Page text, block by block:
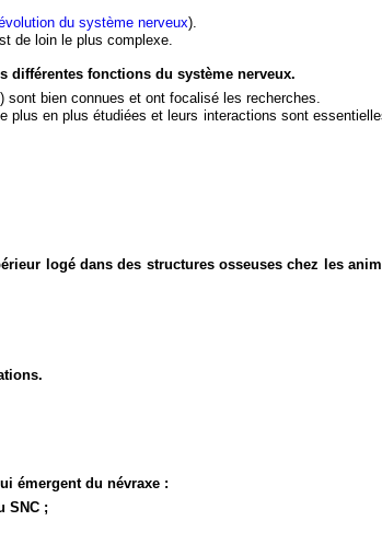
du système nerveux).
de loin le plus complexe.
différentes fonctions du système nerveux.
bien connues et ont focalisé les recherches.
en plus étudiées et leurs interactions sont
logé dans des structures osseuses chez les
émergent du névraxe :
SNC ;